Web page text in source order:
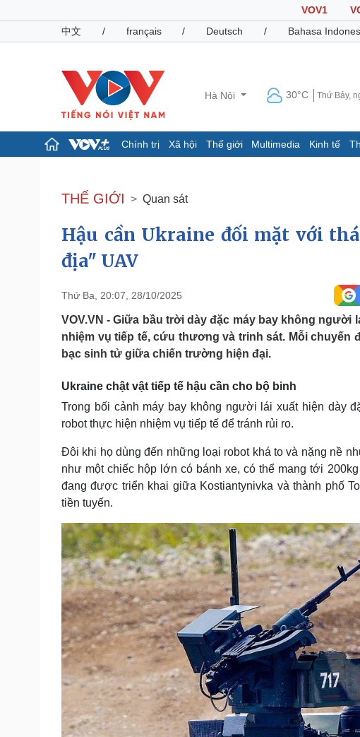
VOV1
中文
/ français / Deutsch / Bahasa
Hà Nội 30°C Thứ Bảy,
Chính trị Xã hội Thế giới Multimedia Kinh tế
Đảng
Tổ chức nhân sự
Nhận diện sự thật
Giáo dục
Dấu ấn VOV
Pháp luật
Tin nóng
Tư vấn luật
Việt Nam
Phân tích
Sức khỏe
Dinh dưỡng - món ngon
Cây thuốc
Nhi khoa
Nam khoa
Làm đẹp - giảm cân
Phòng mạch online
Đời sống
Nhà đẹp
Blog
Di
Cải chính
THẾ GIỚI Quan sát
Hậu cần Ukraine đối mặt với
địa" UAV
Thứ Ba, 20:07, 28/10/2025
VOV.VN - Giữa bầu trời dày đặc máy bay không
nhiệm vụ tiếp tế, cứu thương và trinh sát. Mỗi
bạc sinh tử giữa chiến trường hiện đại.
Ukraine chật vật tiếp tế hậu cần cho bộ binh
Trong bối cảnh máy bay không người lái xuất hiện dày
robot thực hiện nhiệm vụ tiếp tế để tránh rủi ro.
Đôi khi họ dùng đến những loại robot khá to và nặng nề
như một chiếc hộp lớn có bánh xe, có thể mang tới
đang được triển khai giữa Kostiantynivka và thành phố
tiền tuyến.